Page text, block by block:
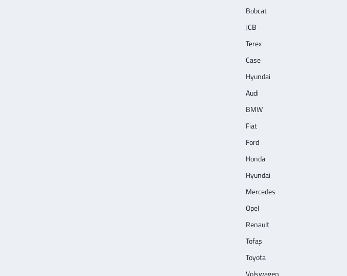
Bobcat
JCB
Terex
Case
Hyundai
Audi
BMW
Fiat
Ford
Honda
Hyundai
Mercedes
Opel
Renault
Tofaş
Toyota
Volswagen